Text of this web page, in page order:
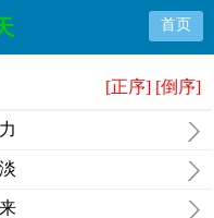
首页
[正序] [倒序]